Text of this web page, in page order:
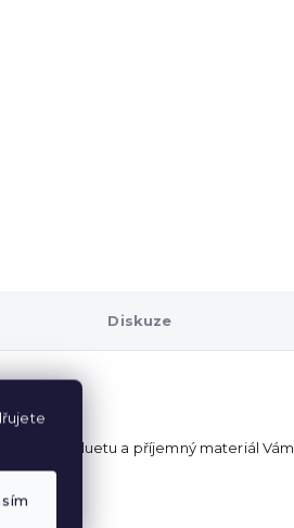
Diskuze
siluetu a příjemný materiál Vám